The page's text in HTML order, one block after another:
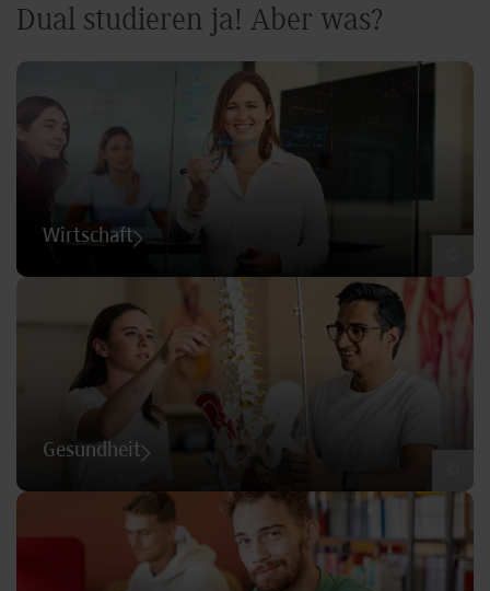
Dual studieren ja! Aber was?
Wirtschaft
Gesundheit